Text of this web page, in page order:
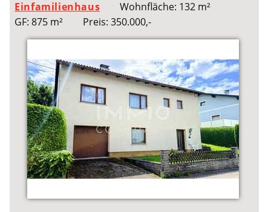
Einfamilienhaus
Wohnfläche: 132 m²
GF: 875 m²
Preis: 350.000,-